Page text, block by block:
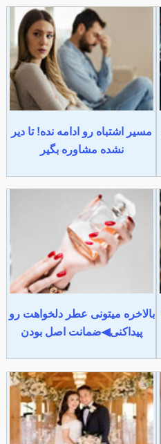
مسیر اشتباه رو ادامه نده! تا دیر
نشده مشاوره بگیر
بالاخره میتونی عطر دلخواهت رو
پیداکنی◀ضمانت اصل بودن